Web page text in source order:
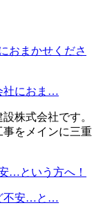
社におま…
株式会社です。
をメインに三重
不安…と…